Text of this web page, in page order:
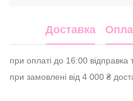
Доставка
при оплаті до 16:00
при замовлені від 4 000 ₴